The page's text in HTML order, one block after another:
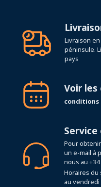
Livraison
péninsule.
pays
Voir
conditions
Pour
un e-mail à
nous au +34
Horaires du
au vendredi